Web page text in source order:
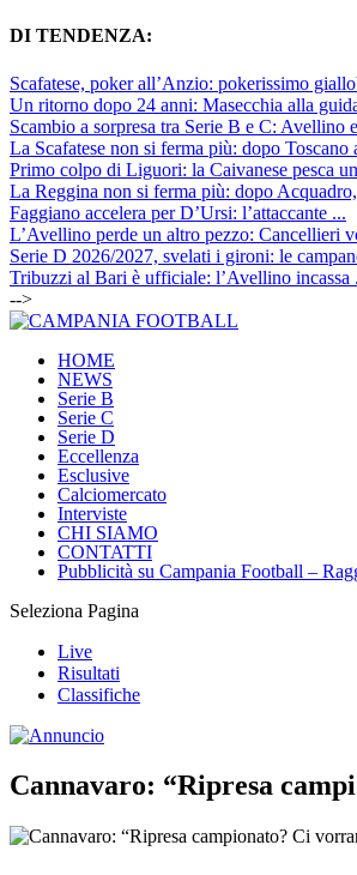
DI TENDENZA:
Scafatese, poker all’Anzio: pokerissimo
Un ritorno dopo 24 anni: Masecchia alla
Scambio a sorpresa tra Serie B e C: Avellino
La Scafatese non si ferma più: dopo Toscano
Primo colpo di Liguori: la Caivanese pesca
La Reggina non si ferma più: dopo
Faggiano accelera per D’Ursi: l’attaccante ...
L’Avellino perde un altro pezzo: Cancellieri
Serie D 2026/2027, svelati i gironi: le
Tribuzzi al Bari è ufficiale: l’Avellino incassa
-->
HOME
NEWS
Serie B
Serie C
Serie D
Eccellenza
Esclusive
Calciomercato
Interviste
CHI SIAMO
CONTATTI
Pubblicità su Campania Football –
Seleziona Pagina
Live
Risultati
Classifiche
Cannavaro: “Ripresa